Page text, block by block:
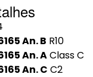
An. B R10
An. AClass C
An. C C2